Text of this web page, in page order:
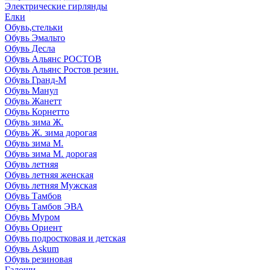
Электрические гирлянды
Елки
Обувь,стельки
Обувь Эмальто
Обувь Десла
Обувь Альянс РОСТОВ
Обувь Альянс Ростов резин.
Обувь Гранд-М
Обувь Манул
Обувь Жанетт
Обувь Корнетто
Обувь зима Ж.
Обувь Ж. зима дорогая
Обувь зима М.
Обувь зима М. дорогая
Обувь летняя
Обувь летняя женская
Обувь летняя Мужская
Обувь Тамбов
Обувь Тамбов ЭВА
Обувь Муром
Обувь Ориент
Обувь подростковая и детская
Обувь Askum
Обувь резиновая